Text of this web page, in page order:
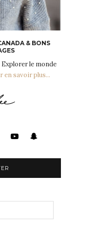
& BONS
Explorer le monde
en savoir plus...